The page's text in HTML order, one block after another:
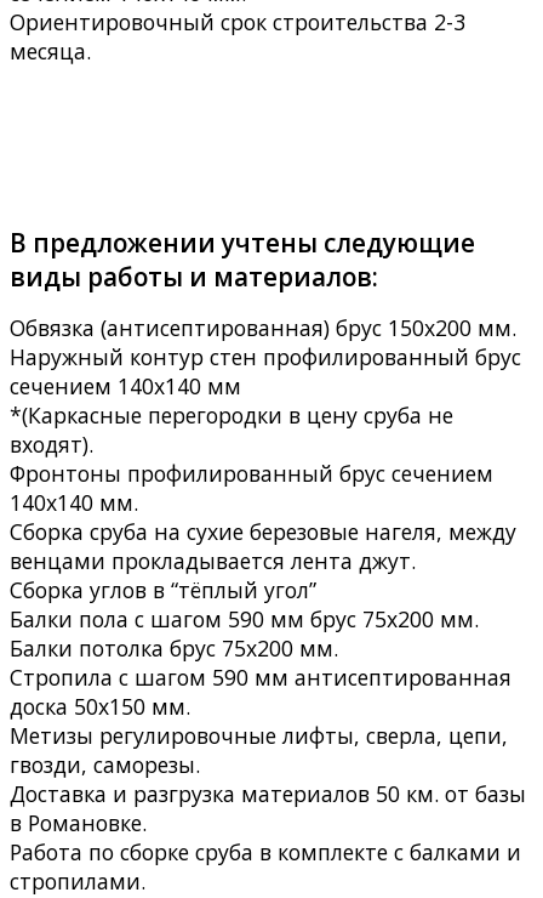
Ориентировочный срок строительства 2-3
месяца.
В предложении учтены следующие
виды работы и материалов:
Обвязка (антисептированная) брус 150х200 мм.
Наружный контур стен профилированный брус
сечением 140х140 мм
*(Каркасные перегородки в цену сруба не
входят).
Фронтоны профилированный брус сечением
140х140 мм.
Сборка сруба на сухие березовые нагеля, между
венцами прокладывается лента джут.
Сборка углов в “тёплый угол”
Балки пола с шагом 590 мм брус 75х200 мм.
Балки потолка брус 75х200 мм.
Стропила с шагом 590 мм антисептированная
доска 50х150 мм.
Метизы регулировочные лифты, сверла, цепи,
гвозди, саморезы.
Доставка и разгрузка материалов 50 км. от базы
в Романовке.
Работа по сборке сруба в комплекте с балками и
стропилами.